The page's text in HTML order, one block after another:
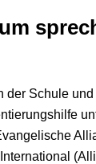
Schule